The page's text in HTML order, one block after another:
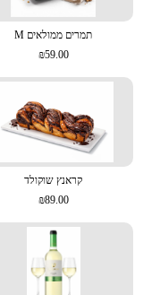
תמרים ממולאים M
₪59.00
קראנץ שוקולד
₪89.00